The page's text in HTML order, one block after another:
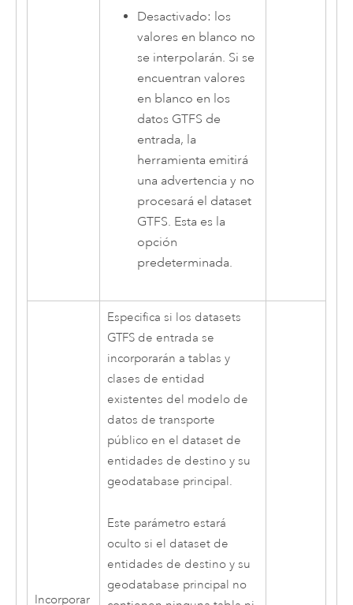
Desactivado: los
valores en blanco no
se interpolarán. Si se
encuentran valores
en blanco en los
datos GTFS de
entrada, la
herramienta emitirá
una advertencia y no
procesará el dataset
GTFS. Esta es la
opción
predeterminada.
Incorporar
Especifica si los datasets
GTFS de entrada se
incorporarán a tablas y
clases de entidad
existentes del modelo de
datos de transporte
público en el dataset de
entidades de destino y su
geodatabase principal.
Este parámetro estará
oculto si el dataset de
entidades de destino y su
geodatabase principal no